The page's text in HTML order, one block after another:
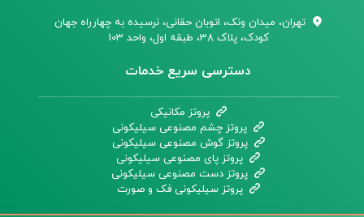
تهران،‌ میدان ونک، اتوبان حقانی، نرسیده به چهارراه جهان
کودک، پلاک 38، طبقه اول، واحد 103
دسترسی سریع خدمات
پروتز مکانیکی
پروتز چشم مصنوعی سیلیکونی
پروتز گوش مصنوعی سیلیکونی
پروتز پای مصنوعی سیلیکونی
پروتز دست مصنوعی سیلیکونی
پروتز سیلیکونی فک و صورت